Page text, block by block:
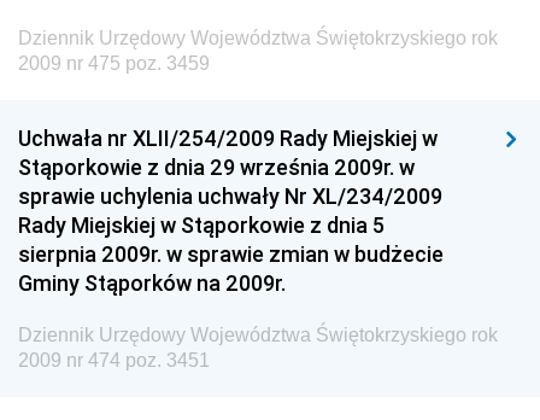
Dziennik Urzędowy Ministra Rodziny, Pracy i Polityki
Społecznej
Dziennik Urzędowy Ministra Rozwoju
Dziennik Urzędowy Ministra Infrastruktury i
Budownictwa
Dziennik Urzędowy Ministra Gospodarki Morskiej i
Żeglugi Śródlądowej
Dziennik Urzędowy Ministra Energii
Dziennik Urzędowy Ministra Finansów
Dziennik Urzędowy Województwa Świętokrzyskiego rok
2009 nr 475 poz. 3459
Uchwała nr XLII/254/2009 Rady Miejskiej w
Stąporkowie z dnia 29 września 2009r. w
sprawie uchylenia uchwały Nr XL/234/2009
Rady Miejskiej w Stąporkowie z dnia 5
sierpnia 2009r. w sprawie zmian w budżecie
Gminy Stąporków na 2009r.
Dziennik Urzędowy Województwa Świętokrzyskiego rok
2009 nr 474 poz. 3451